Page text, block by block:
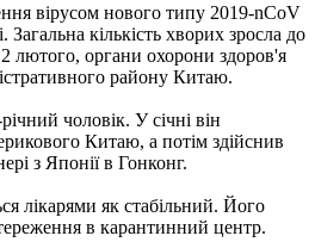
вірусом нового типу 2019-nCoV
кількість хворих зросла до
лютого, органи охорони здоров'я
району Китаю.
чоловік. У січні він
Китаю, а потім здійснив
з Японії в Гонконг.
лікарями як стабільний. Його
в карантинний центр.